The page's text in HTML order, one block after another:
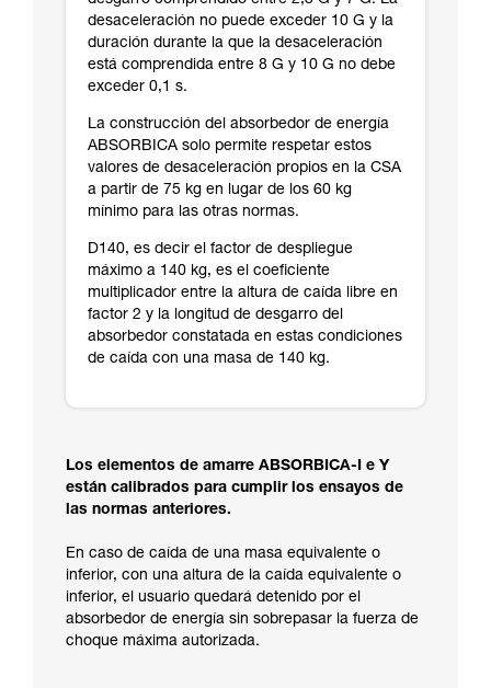
desaceleración no puede exceder 10 G y la
duración durante la que la desaceleración
está comprendida entre 8 G y 10 G no debe
exceder 0,1 s.
La construcción del absorbedor de energía
ABSORBICA solo permite respetar estos
valores de desaceleración propios en la CSA
a partir de 75 kg en lugar de los 60 kg
mínimo para las otras normas.
D140, es decir el factor de despliegue
máximo a 140 kg, es el coeficiente
multiplicador entre la altura de caída libre en
factor 2 y la longitud de desgarro del
absorbedor constatada en estas condiciones
de caída con una masa de 140 kg.
Los elementos de amarre ABSORBICA-I e Y
están calibrados para cumplir los ensayos de
las normas anteriores.
En caso de caída de una masa equivalente o
inferior, con una altura de la caída equivalente o
inferior, el usuario quedará detenido por el
absorbedor de energía sin sobrepasar la fuerza de
choque máxima autorizada.